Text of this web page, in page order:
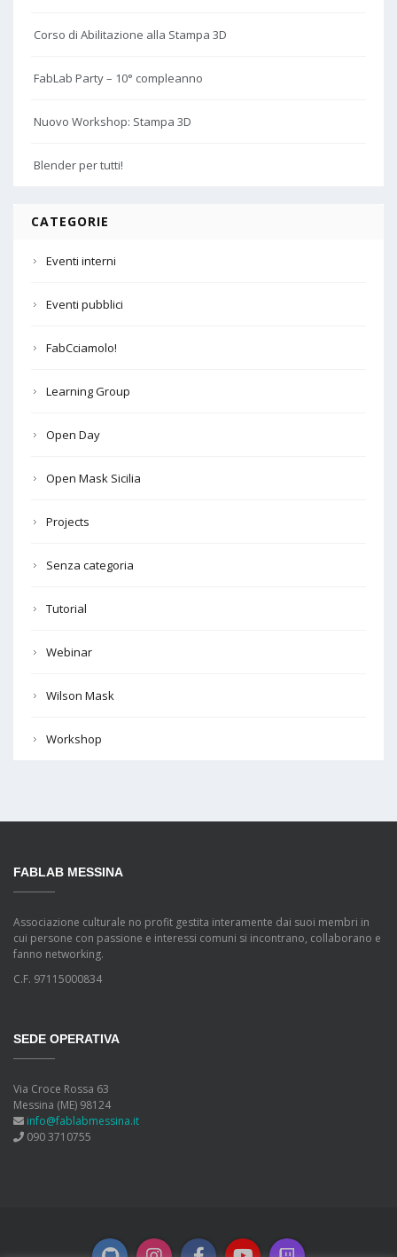
Corso di Abilitazione alla Stampa 3D
FabLab Party – 10° compleanno
Nuovo Workshop: Stampa 3D
Blender per tutti!
CATEGORIE
Eventi interni
Eventi pubblici
FabCciamolo!
Learning Group
Open Day
Open Mask Sicilia
Projects
Senza categoria
Tutorial
Webinar
Wilson Mask
Workshop
FABLAB MESSINA
Associazione culturale no profit gestita interamente dai suoi membri in
cui persone con passione e interessi comuni si incontrano, collaborano e
fanno networking.
C.F. 97115000834
SEDE OPERATIVA
Via Croce Rossa 63
Messina (ME) 98124
info@fablabmessina.it
090 3710755